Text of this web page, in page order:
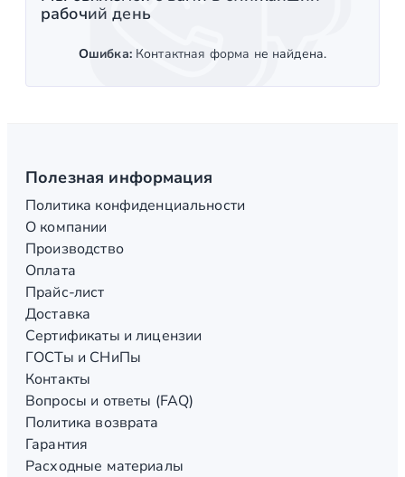
рабочий день
Ошибка:Контактная форма не найдена.
Полезная информация
Политика конфиденциальности
О компании
Производство
Оплата
Прайс-лист
Доставка
Сертификаты и лицензии
ГОСТы и СНиПы
Контакты
Вопросы и ответы (FAQ)
Политика возврата
Гарантия
Расходные материалы